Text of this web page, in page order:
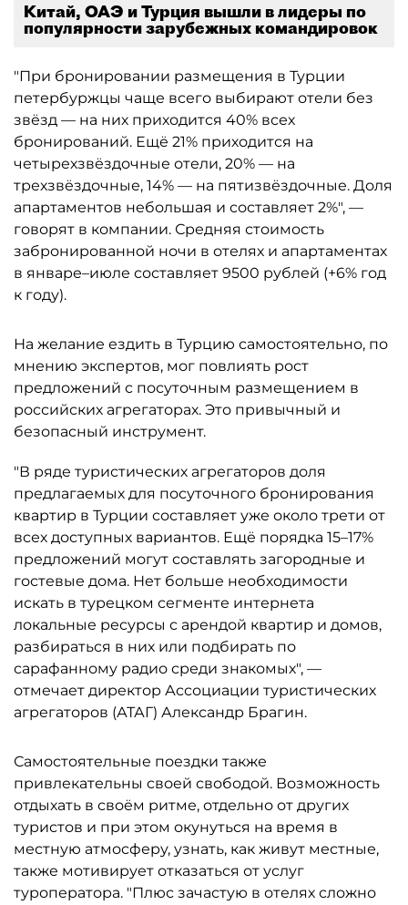
Китай, ОАЭ и Турция вышли в лидеры по
популярности зарубежных командировок
"При бронировании размещения в Турции
петербуржцы чаще всего выбирают отели без
звёзд — на них приходится 40% всех
бронирований. Ещё 21% приходится на
четырехзвёздочные отели, 20% — на
трехзвёздочные, 14% — на пятизвёздочные. Доля
апартаментов небольшая и составляет 2%", —
говорят в компании. Средняя стоимость
забронированной ночи в отелях и апартаментах
в январе–июле составляет 9500 рублей (+6% год
к году).
На желание ездить в Турцию самостоятельно, по
мнению экспертов, мог повлиять рост
предложений с посуточным размещением в
российских агрегаторах. Это привычный и
безопасный инструмент.
"В ряде туристических агрегаторов доля
предлагаемых для посуточного бронирования
квартир в Турции составляет уже около трети от
всех доступных вариантов. Ещё порядка 15–17%
предложений могут составлять загородные и
гостевые дома. Нет больше необходимости
искать в турецком сегменте интернета
локальные ресурсы с арендой квартир и домов,
разбираться в них или подбирать по
сарафанному радио среди знакомых", —
отмечает директор Ассоциации туристических
агрегаторов (АТАГ) Александр Брагин.
Самостоятельные поездки также
привлекательны своей свободой. Возможность
отдыхать в своём ритме, отдельно от других
туристов и при этом окунуться на время в
местную атмосферу, узнать, как живут местные,
также мотивирует отказаться от услуг
туроператора. "Плюс зачастую в отелях сложно